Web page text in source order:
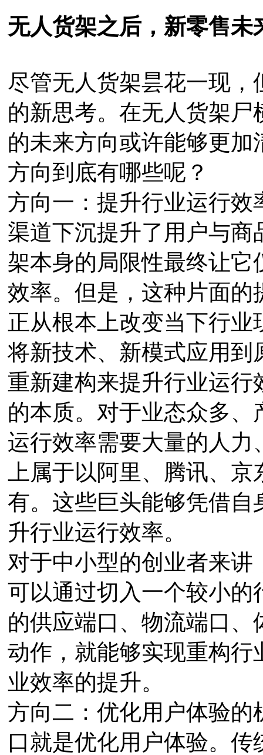
无人货架之后，新零售未
尽管无人货架昙花一现
的新思考。在无人货架
的未来方向或许能够更
方向到底有哪些呢？
方向一：提升行业运行
渠道下沉提升了用户与
架本身的局限性最终让
效率。但是，这种片面
正从根本上改变当下行业
将新技术、新模式应用
重新建构来提升行业运
的本质。对于业态众多
运行效率需要大量的人
上属于以阿里、腾讯、
有。这些巨头能够凭借
升行业运行效率。
对于中小型的创业者来
可以通过切入一个较小
的供应端口、物流端口
动作，就能够实现重构
业效率的提升。
方向二：优化用户体验
口就是优化用户体验。